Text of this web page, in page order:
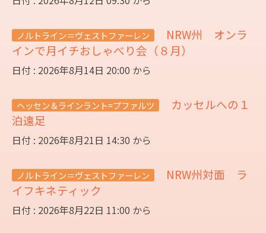
ノルトライン＝ヴェストファーレン
NRW州 オンラ
インで月イチおしゃべり会（８月）
日付 : 2026年8月14日 20:00 から
ヘッセン＆ラインラント=プファルツ
カッセルへの１
泊遠足
日付 : 2026年8月21日 14:30 から
ノルトライン＝ヴェストファーレン
NRW州対面 ラ
イフキネティック
日付 : 2026年8月22日 11:00 から